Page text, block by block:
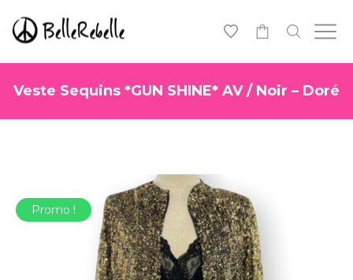
Veste Sequins *GUN SHINE* AV / Noir – Doré
Promo !